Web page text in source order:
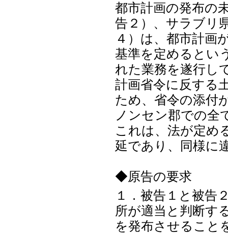
都市計画の発布の
告２）、サラブリ
４）は、都市計画
基準を定めるとい
れた業務を遂行し
計画省令に反する
ため、省令の添付
ノンセン郡での全
これは、法が定め
延であり、同様に
◆原告の要求
１．被告１と被告
所が適当と判断す
を発布させること